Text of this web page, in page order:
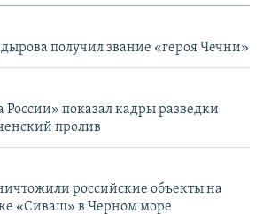
получил звание «героя Чечни»
России» показал кадры разведки
пролив
российские объекты на
«Сиваш» в Черном море